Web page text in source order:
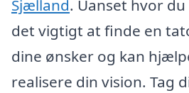
Sjælland. Uanset hvor
det vigtigt at finde en
dine ønsker og kan
realisere din vision. Tag